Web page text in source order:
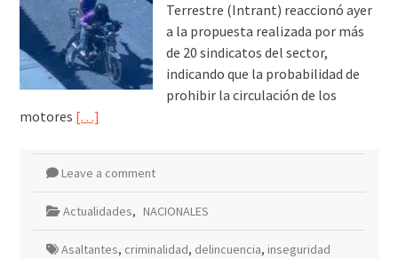
Terrestre (Intrant) reaccionó ayer
a la propuesta realizada por más
de 20 sindicatos del sector,
indicando que la probabilidad de
prohibir la circulación de los
motores […]
Leave a comment
Actualidades, NACIONALES
Asaltantes, criminalidad, delincuencia, inseguridad